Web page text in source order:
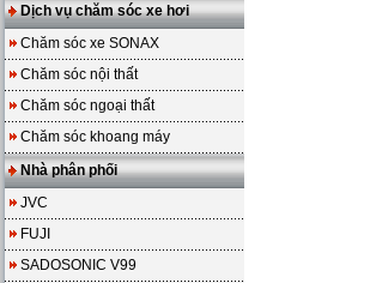
Dịch vụ chăm sóc xe hơi
Chăm sóc xe SONAX
Chăm sóc nội thất
Chăm sóc ngoại thất
Chăm sóc khoang máy
Nhà phân phối
JVC
FUJI
SADOSONIC V99